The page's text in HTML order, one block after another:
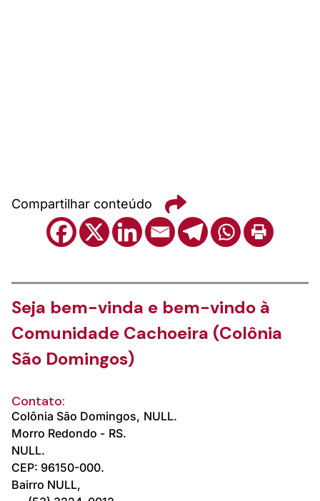
Compartilhar conteúdo
Seja bem-vinda e bem-vindo à
Comunidade Cachoeira (Colônia
São Domingos)
Contato:
Colônia São Domingos, NULL.
Morro Redondo - RS.
NULL.
CEP: 96150-000.
Bairro NULL,